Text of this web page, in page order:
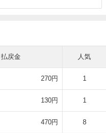
払戻金 人気
270円 1
130円 1
470円 8